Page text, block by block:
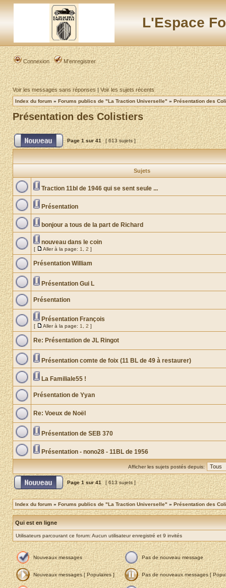
L'Espace
Connexion M’enregistrer
Voir les messages sans réponses|Voir les sujets récents
Index du forum » Forums publics de "La Traction Universelle" » Présentation des
Présentation des Colistiers
Page1sur41 [ 613 sujets ]
Sujets
Traction 11bl de 1946 qui se sent seule ...
Présentation
bonjour a tous de la part de Richard
nouveau dans le coin
[ Aller à la page: 1 2 ]
Présentation William
Présentation Gui L
Présentation
Présentation François
[ Aller à la page: 1 2 ]
Re: Présentation de JL Ringot
Présentation comte de foix (11 BL de 49 à restaurer)
La Familiale55 !
Présentation de Yyan
Re: Voeux de Noël
Présentation de SEB 370
Présentation - nono28 - 11BL de 1956
Afficher les sujets postés depuis:
Page1sur41 [ 613 sujets ]
Index du forum » Forums publics de "La Traction Universelle" » Présentation des
Qui est en ligne
Utilisateurs parcourant ce forum: Aucun utilisateur enregistré et 9 invités
Nouveaux messages Pas de nouveau message
Nouveaux messages [ Populaires ] Pas de nouveaux messages [